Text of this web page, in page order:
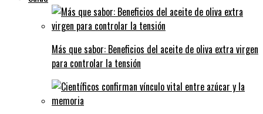
Más que sabor: Beneficios del aceite de oliva extra virgen
para controlar la tensión